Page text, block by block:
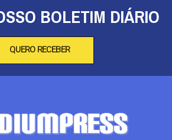
BOLETIM DIÁRIO
QUERO RECEBER